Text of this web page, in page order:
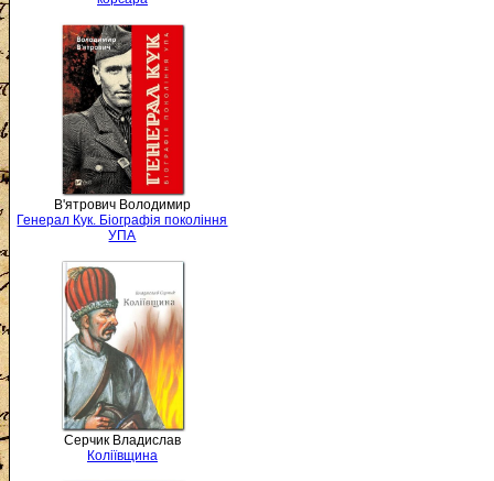
В'ятрович Володимир
Генерал Кук. Біографія покоління
УПА
Серчик Владислав
Коліївщина